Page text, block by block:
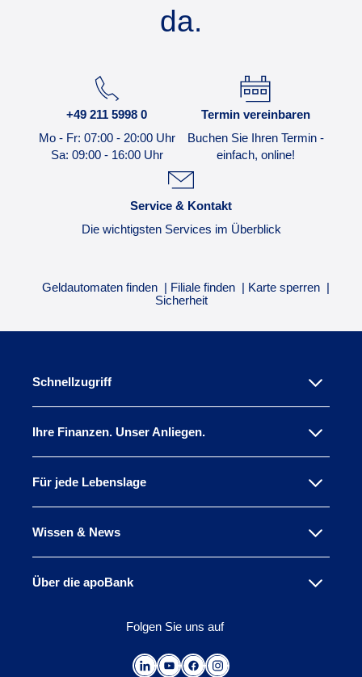
da.
+49 211 5998 0
Mo - Fr: 07:00 - 20:00 Uhr
Sa: 09:00 - 16:00 Uhr
Termin vereinbaren
Buchen Sie Ihren Termin -
einfach, online!
Service & Kontakt
Die wichtigsten Services im Überblick
Geldautomaten finden Filiale finden
Karte sperren
Sicherheit
Schnellzugriff
Ihre Finanzen. Unser Anliegen.
Für jede Lebenslage
Wissen & News
Über die apoBank
Folgen Sie uns auf